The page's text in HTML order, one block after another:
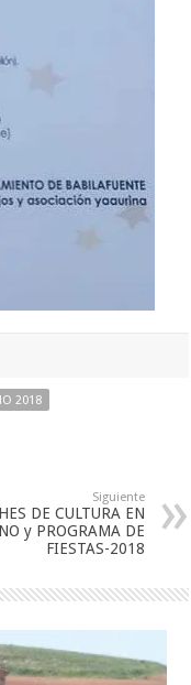
2018
Siguiente
DE CULTURA EN
y PROGRAMA DE
FIESTAS-2018